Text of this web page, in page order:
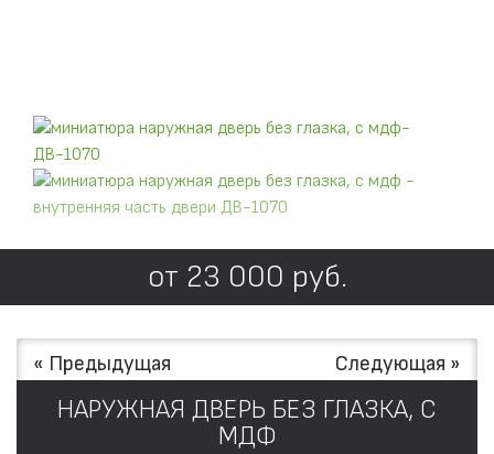
от 23 000 руб.
« Предыдущая Следующая »
НАРУЖНАЯ ДВЕРЬ БЕЗ ГЛАЗКА, С
МДФ